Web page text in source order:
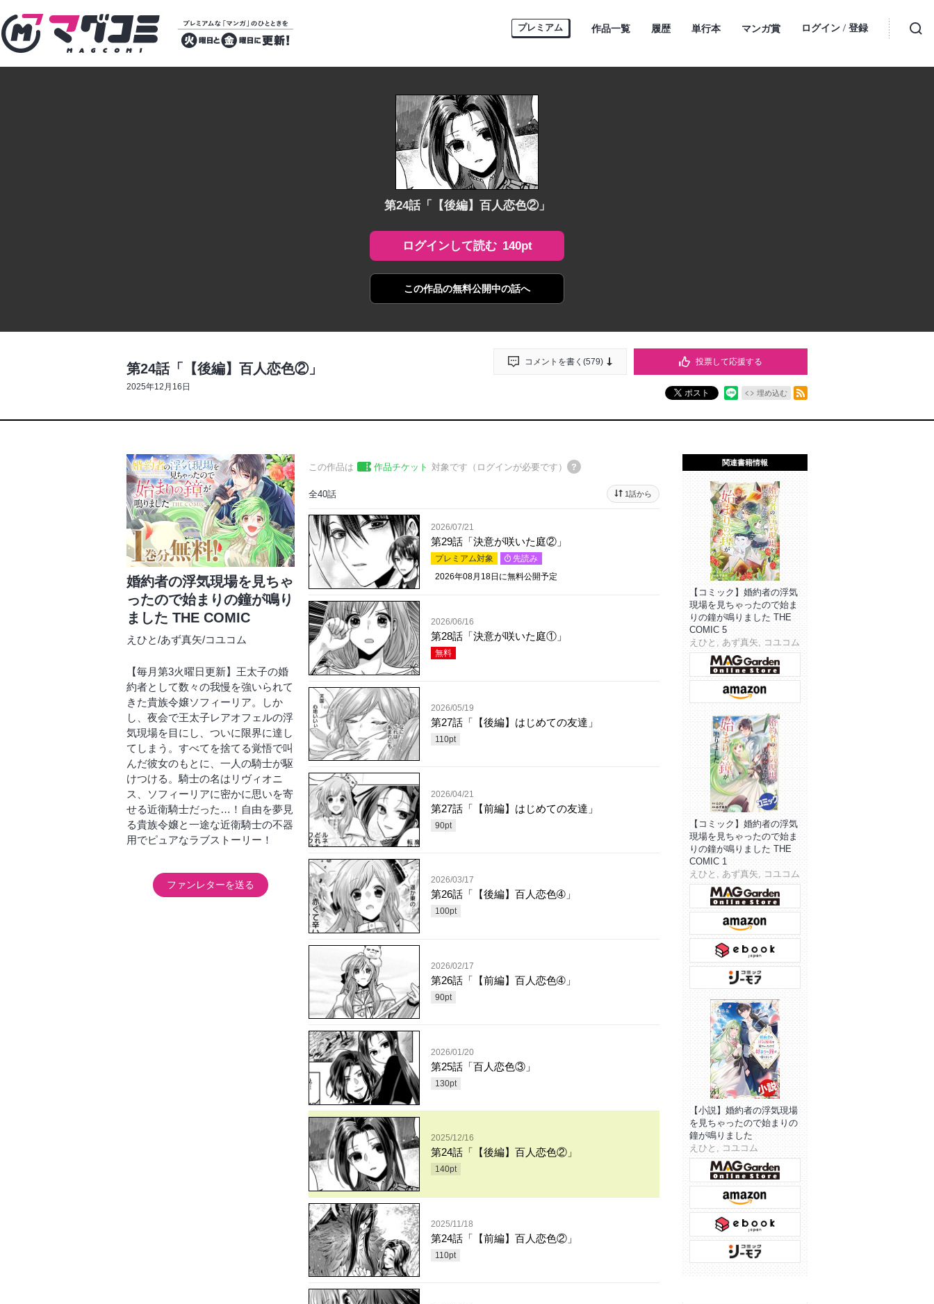
マグコミ – Mag Garden Comic Online
プレミアムな
「マンガ」のひ
プレミアム 作品一覧 履歴 単行本 マンガ賞 ログイン ・
登録 検索
第24話「【後編】百人恋色②」
ログインして読む 140pt
この作品の無料公開中の話へ
第24話「【後編】百人恋色②」
2025年12月16日
投票して応援する
コメントを書く(579)
ポスト 埋め込む
婚約者の浮気現場を見ちゃ
ったので始まりの鐘が鳴り
ました THE COMIC
えひと/あず真矢/コユコム
【毎月第3火曜日更新】王太子の婚
約者として数々の我慢を強いられて
きた貴族令嬢ソフィーリア。しか
し、夜会で王太子レアオフェルの浮
気現場を目にし、ついに限界に達し
てしまう。すべてを捨てる覚悟で叫
んだ彼女のもとに、一人の騎士が駆
けつける。騎士の名はリヴィオニ
ス、ソフィーリアに密かに思いを寄
せる近衛騎士だった…！自由を夢見
る貴族令嬢と一途な近衛騎士の不器
用でピュアなラブストーリー！
ファンレターを送る
この作品は 作品チケット 対象です（ログインが必要です）
全40話 1話から
2026/07/21
第29話「決意が咲いた庭②」
プレミアム対象
先読み
2026年08月18日 に無料公開予定
2026/06/16
第28話「決意が咲いた庭①」
無料
2026/05/19
第27話「【後編】はじめての友達」
110pt
2026/04/21
第27話「【前編】はじめての友達」
90pt
2026/03/17
第26話「【後編】百人恋色➃」
100pt
2026/02/17
第26話「【前編】百人恋色➃」
90pt
2026/01/20
第25話「百人恋色③」
130pt
2025/12/16
第24話「【後編】百人恋色②」
140pt
2025/11/18
第24話「【前編】百人恋色②」
110pt
関連書籍情報
【コミック】婚約者の浮気
現場を見ちゃったので始ま
りの鐘が鳴りました THE
COMIC 5
えひと, あず真矢, コユコム
【コミック】婚約者の浮気
現場を見ちゃったので始ま
りの鐘が鳴りました THE
COMIC 1
えひと, あず真矢, コユコム
【小説】婚約者の浮気現場
を見ちゃったので始まりの
鐘が鳴りました
えひと, コユコム